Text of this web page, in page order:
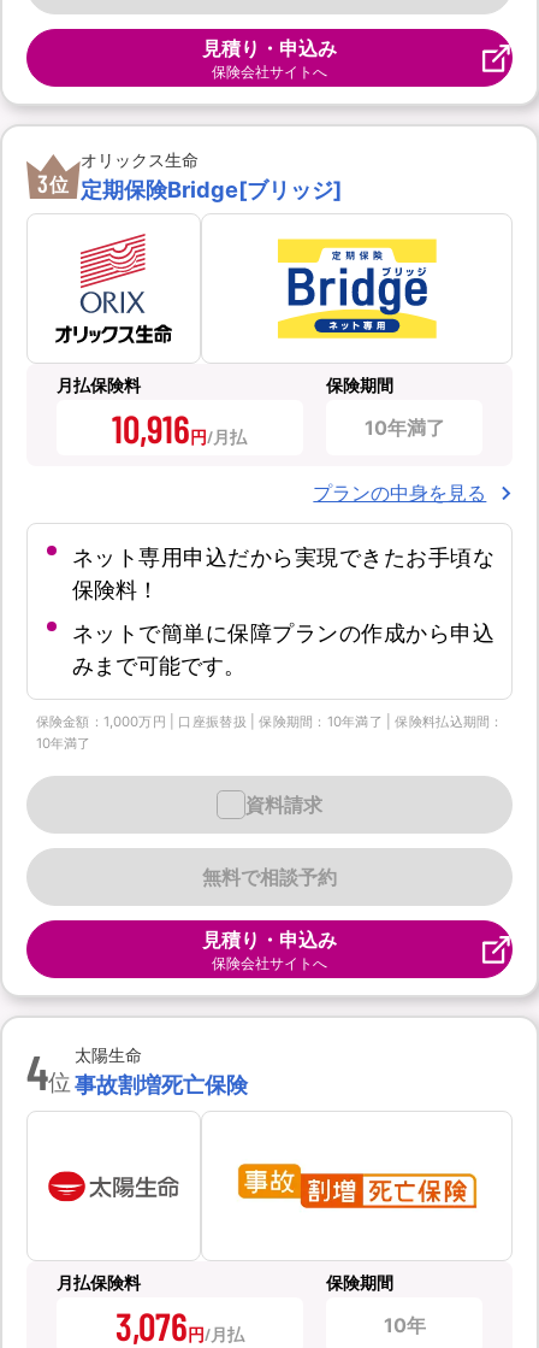
見積り・申込み
保険会社サイトへ
3位
オリックス生命
定期保険Bridge[ブリッジ]
月払保険料
10,916円
保険期間
10年満了
プランの中身を見る
ネット専用申込だから実現できたお手頃な
保険料！
ネットで簡単に保障プランの作成から申込
みまで可能です。
保険金額：1,000万円 | 口座振替扱 | 保険期間：10年満了 | 保険料払込期間：
10年満了
無料で相談予約
資料請求
見積り・申込み
保険会社サイトへ
4位
太陽生命
事故割増死亡保険
月払保険料
3,076円
保険期間
10年